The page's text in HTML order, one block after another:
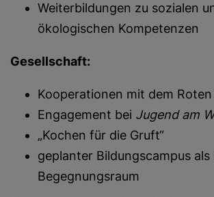
Weiterbildungen zu sozialen
ökologischen Kompetenzen
Gesellschaft:
Kooperationen mit dem Roten
Engagement bei Jugend am
„Kochen für die Gruft“
geplanter Bildungscampus als
Begegnungsraum